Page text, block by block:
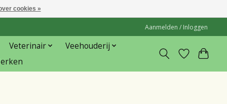
Aanmelden / Inloggen
Veterinair
Veehouderij
cookies »